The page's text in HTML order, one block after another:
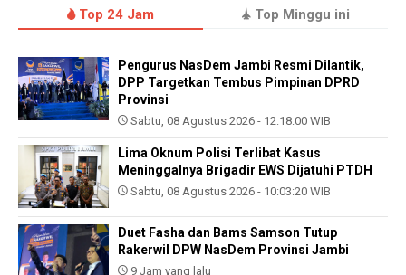
Top 24 Jam Top Minggu ini
Pengurus NasDem Jambi Resmi Dilantik,
DPP Targetkan Tembus Pimpinan DPRD
Provinsi
Sabtu, 08 Agustus 2026 - 12:18:00 WIB
Lima Oknum Polisi Terlibat Kasus
Meninggalnya Brigadir EWS Dijatuhi PTDH
Sabtu, 08 Agustus 2026 - 10:03:20 WIB
Duet Fasha dan Bams Samson Tutup
Rakerwil DPW NasDem Provinsi Jambi
9 Jam yang lalu